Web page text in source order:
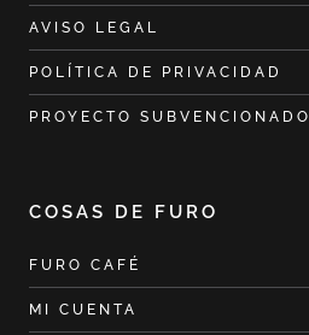
AVISO LEGAL
POLÍTICA DE PRIVACIDAD
PROYECTO SUBVENCIONADO
COSAS DE FURO
FURO CAFÉ
MI CUENTA